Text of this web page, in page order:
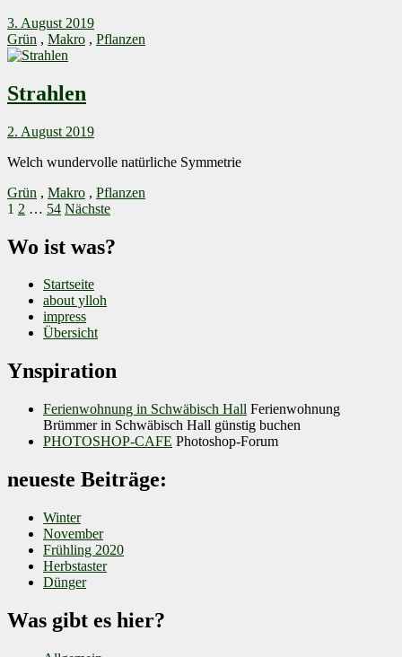
3. August 2019
Grün , Makro , Pflanzen
Strahlen
2. August 2019
Welch wundervolle natürliche Symmetrie
Grün , Makro , Pflanzen
Beitragsnavigation
1 2 … 54 Nächste
Wo ist was?
Startseite
about ylloh
impress
Übersicht
Ynspiration
Ferienwohnung in Schwäbisch Hall Ferienwohnung
Brümmer in Schwäbisch Hall günstig buchen
PHOTOSHOP-CAFE Photoshop-Forum
neueste Beiträge:
Winter
November
Frühling 2020
Herbstaster
Dünger
Was gibt es hier?